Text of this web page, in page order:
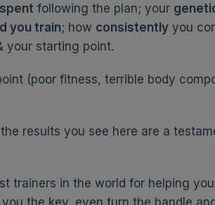
following the plan; your
you train; how consistently you
your starting point.
(poor fitness, terrible body
results you see here are a
trainers in the world for helping
the key, even turn the handle